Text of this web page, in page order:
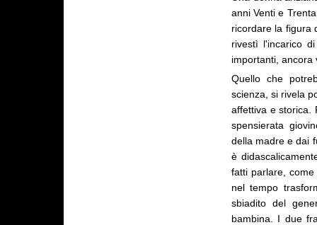
anni Venti e
ricordare la figura
rivestì l'incarico
importanti, ancora
Quello che
scienza, si rivela
affettiva e storica.
spensierata
della madre e dai
è
fatti parlare,
nel tempo
sbiadito del
bambina. I due